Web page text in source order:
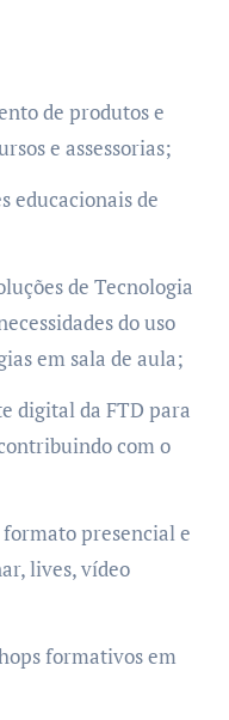
de produtos e
e assessorias;
educacionais de
de Tecnologia
do uso
em sala de aula;
digital da FTD para
com o
presencial e
lives, vídeo
formativos em